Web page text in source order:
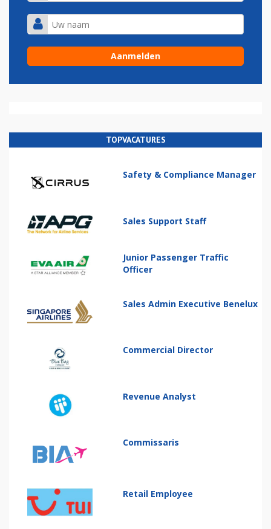
TOPVACATURES
Safety & Compliance Manager
Sales Support Staff
Junior Passenger Traffic
Officer
Sales Admin Executive Benelux
Commercial Director
Revenue Analyst
Commissaris
Retail Employee